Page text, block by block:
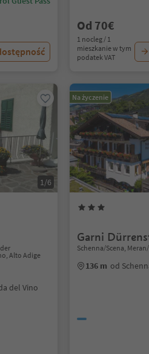
Od 70€
1 nocleg / 1
mieszkanie w tym
podatek VAT
1/6
Alto Adige
del Vino
Na życzenie
Garni
Schenna/Scena,
136 m od